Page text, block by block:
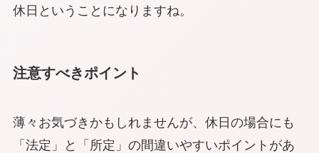
休日ということになりますね。
注意すべきポイント
薄々お気づきかもしれませんが、休日の場合にも
「法定」と「所定」の間違いやすいポイントがあ